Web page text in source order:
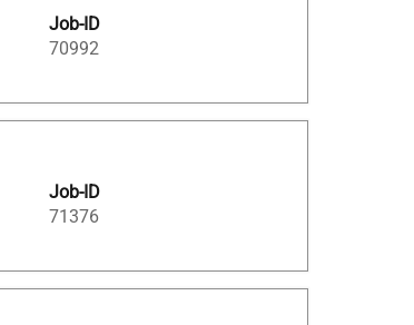
Job-ID
70992
Job-ID
71376